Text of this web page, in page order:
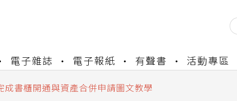
電子雜誌 電子報紙 有聲書 活動專區
資產合併與書櫃開通申請
成書櫃開通與資產合併申請圖文教學